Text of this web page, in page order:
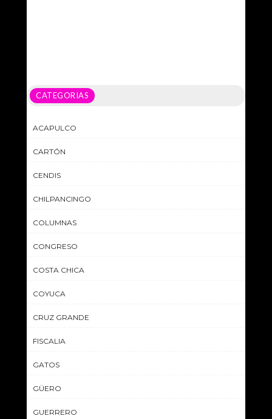
CATEGORIAS
ACAPULCO
CARTÓN
CENDIS
CHILPANCINGO
COLUMNAS
CONGRESO
COSTA CHICA
COYUCA
CRUZ GRANDE
FISCALIA
GATOS
GÜERO
GUERRERO